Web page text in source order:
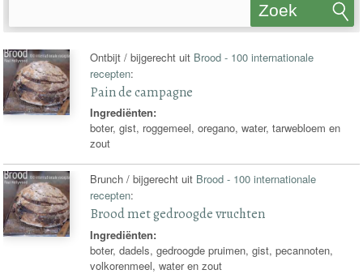
Zoek
Ontbijt / bijgerecht uit Brood - 100 internationale
recepten:
Pain de campagne
Ingrediënten:
boter, gist, roggemeel, oregano, water, tarwebloem en
zout
Brunch / bijgerecht uit Brood - 100 internationale
recepten:
Brood met gedroogde vruchten
Ingrediënten:
boter, dadels, gedroogde pruimen, gist, pecannoten,
volkorenmeel, water en zout